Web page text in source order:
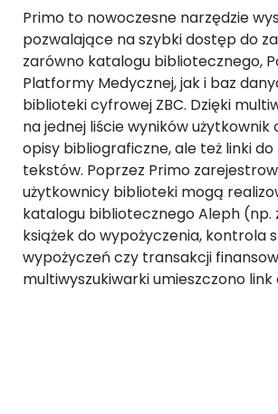
Primo to nowoczesne narzędzie
pozwalające na szybki dostęp do
zarówno katalogu bibliotecznego,
Platformy Medycznej, jak i baz
biblioteki cyfrowej ZBC. Dzięki
na jednej liście wyników użytkownik
opisy bibliograficzne, ale też linki do
tekstów. Poprzez Primo
użytkownicy biblioteki mogą
katalogu bibliotecznego Aleph (np.
książek do wypożyczenia, kontrola
wypożyczeń czy transakcji
multiwyszukiwarki umieszczono link